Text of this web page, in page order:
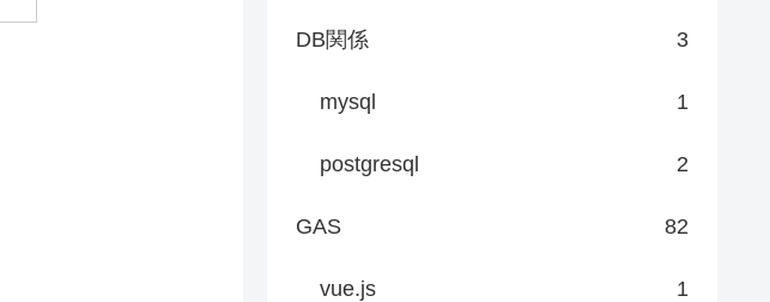
DB関係 3
mysql 1
postgresql 2
GAS 82
vue.js 1